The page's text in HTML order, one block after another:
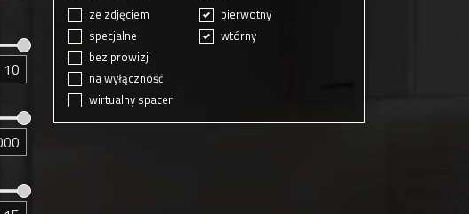
ze zdjęciem
specjalne
bez prowizji
na wyłączność
wirtualny spacer
pierwotny
wtórny